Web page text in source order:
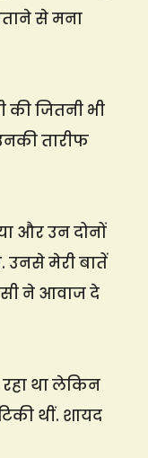
से मना
की जितनी भी
तारीफ
और उन दोनों
उनसे मेरी बातें
ने आवाज दे
था लेकिन
थीं. शायद